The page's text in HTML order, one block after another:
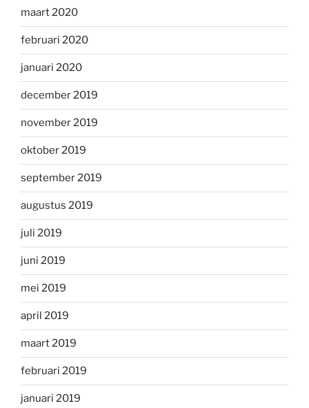
maart 2020
februari 2020
januari 2020
december 2019
november 2019
oktober 2019
september 2019
augustus 2019
juli 2019
juni 2019
mei 2019
april 2019
maart 2019
februari 2019
januari 2019